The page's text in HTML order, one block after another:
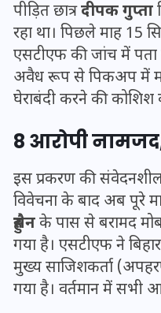
पीड़ित छात्रदीपक गुप्ता
रहा था। पिछले माह 15
एसटीएफ की जांच में पता
अवैध रूप से पिकअप में
घेराबंदी करने की कोशिश
8 आरोपी नामजद,
इस प्रकरण की
विवेचना के बाद अब पूरे
हुसैनके पास से बरामद
गया है। एसटीएफ ने
मुख्य साजिशकर्ता
गया है। वर्तमान में सभी
UPSSSC
2025:
पर बंपर
जानें कब